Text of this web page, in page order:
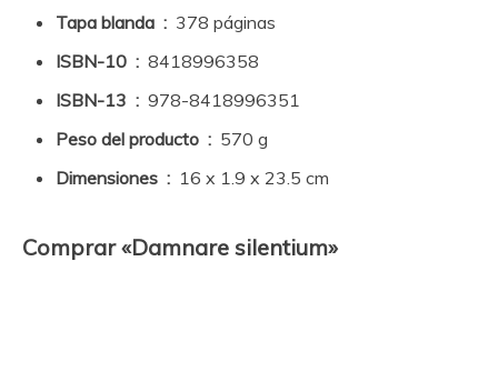
Tapa blanda ‏ : ‎ 378 páginas
ISBN-10 ‏ : ‎ 8418996358
ISBN-13 ‏ : ‎ 978-8418996351
Peso del producto ‏ : ‎ 570 g
Dimensiones ‏ : ‎ 16 x 1.9 x 23.5 cm
Comprar «Damnare silentium»